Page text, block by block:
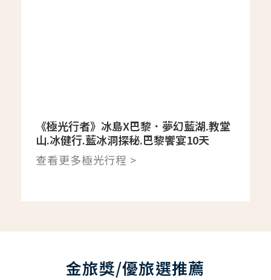
《極光行者》冰島X巴黎．夢幻藍湖.教堂
山.冰健行.藍冰洞探秘.巴黎饗宴10天
查看更多極光行程 >
金旅獎/優旅選推薦